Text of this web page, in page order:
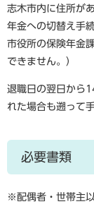
志木市内に住所が
年金への切替え手
市役所の保険年金
できません。）
退職日の翌日から
れた場合も遡って
必要書類
※配偶者・世帯主